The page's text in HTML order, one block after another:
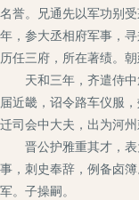
名誉。兄通先以军功别
年，参大丞相府军事，
历任三府，所在著绩。朝
天和三年，齐遣侍中
届近畿，诏令路车仪服
迁司会中大夫，出为河州
晋公护雅重其才，表
事，刺史奉辞，例备卤
军。子操嗣。